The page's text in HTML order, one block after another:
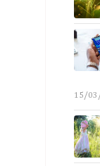
15/03/